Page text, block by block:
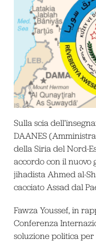
Sulla scia
DAANES
della Siria del Nord-
accordo con il nuovo
jihadista Ahmed al-
cacciato Assad dal
Fawza Youssef, in
Conferenza
soluzione politica per